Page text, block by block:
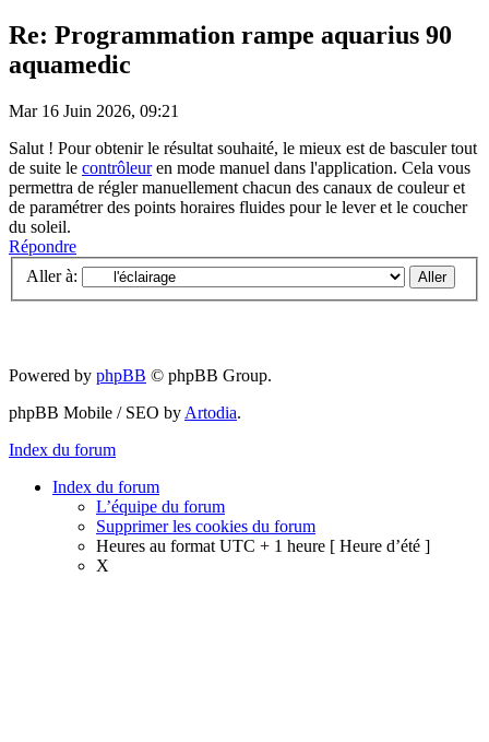
Re: Programmation rampe aquarius 90
aquamedic
Mar 16 Juin 2026, 09:21
Salut ! Pour obtenir le résultat souhaité, le mieux est de basculer tout
de suite le contrôleuren mode manuel dans l'application. Cela vous
permettra de régler manuellement chacun des canaux de couleur et
de paramétrer des points horaires fluides pour le lever et le coucher
du soleil.
Répondre
Aller à:
Powered by phpBB © phpBB Group.
phpBB Mobile / SEO by Artodia.
Index du forum
Index du forum
L’équipe du forum
Supprimer les cookies du forum
Heures au format UTC + 1 heure [ Heure d’été ]
X